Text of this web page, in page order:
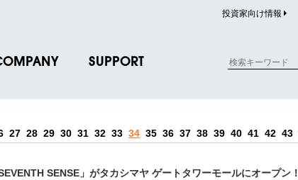
投資家向け情報
ート
SUPPORT
各種お問い合わせ
よくあるご質問（企業）
27 28 29 30 31 32 33 34 35 36 37 38 39 40 41 42 43
SENSE」がタカシマヤ ゲートタワーモールにオープン！